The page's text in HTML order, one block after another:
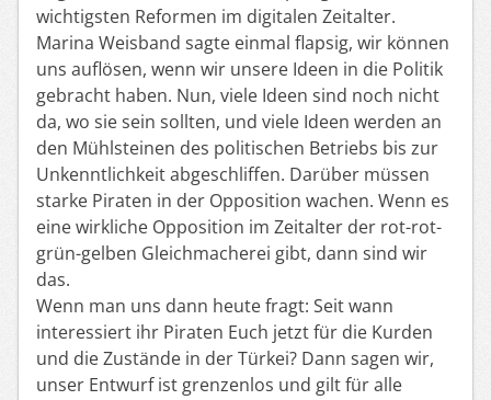
wichtigsten Reformen im digitalen Zeitalter.
Marina Weisband sagte einmal flapsig, wir können
uns auflösen, wenn wir unsere Ideen in die Politik
gebracht haben. Nun, viele Ideen sind noch nicht
da, wo sie sein sollten, und viele Ideen werden an
den Mühlsteinen des politischen Betriebs bis zur
Unkenntlichkeit abgeschliffen. Darüber müssen
starke Piraten in der Opposition wachen. Wenn es
eine wirkliche Opposition im Zeitalter der rot-rot-
grün-gelben Gleichmacherei gibt, dann sind wir
das.
Wenn man uns dann heute fragt: Seit wann
interessiert ihr Piraten Euch jetzt für die Kurden
und die Zustände in der Türkei? Dann sagen wir,
unser Entwurf ist grenzenlos und gilt für alle